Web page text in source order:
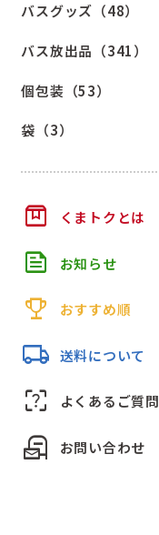
バスグッズ（48）
バス放出品（341）
個包装（53）
袋（3）
box くまトクとは
feed お知らせ
trophy おすすめ順
local_shipping 送料について
indeterminate_question_box よくあるご質問
local_post_office お問い合わせ